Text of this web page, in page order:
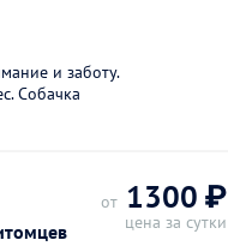
и заботу.
Собачка
от 1300 ₽
цена за сутки